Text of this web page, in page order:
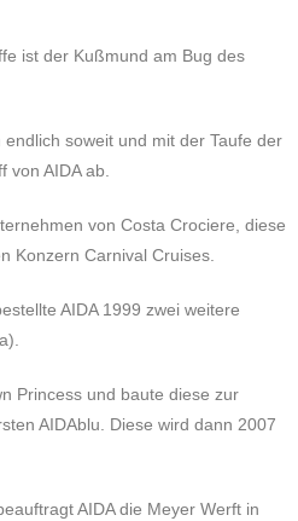
ist der Kußmund am Bug des
soweit und mit der Taufe der
von AIDA ab.
von Costa Crociere, diese
Konzern Carnival Cruises.
AIDA 1999 zwei weitere
Princess und baute diese zur
AIDAblu. Diese wird dann 2007
AIDA die Meyer Werft in